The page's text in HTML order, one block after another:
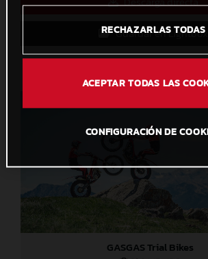
Guardar en Lightbox
GASGAS Trial Bikes
RECHAZARLAS TODAS
ACEPTAR TODAS LAS
CONFIGURACIÓN DE